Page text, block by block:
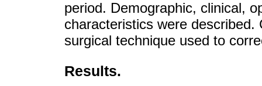
period. Demographic, clinical,
characteristics were
surgical technique used to
Results.